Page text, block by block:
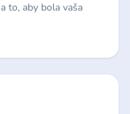
to, aby bola vaša